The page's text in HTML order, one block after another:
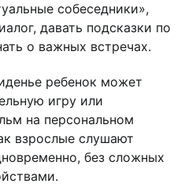
собеседники»,
давать подсказки по
о важных встречах.
ребенок может
игру или
на персональном
взрослые слушают
без сложных